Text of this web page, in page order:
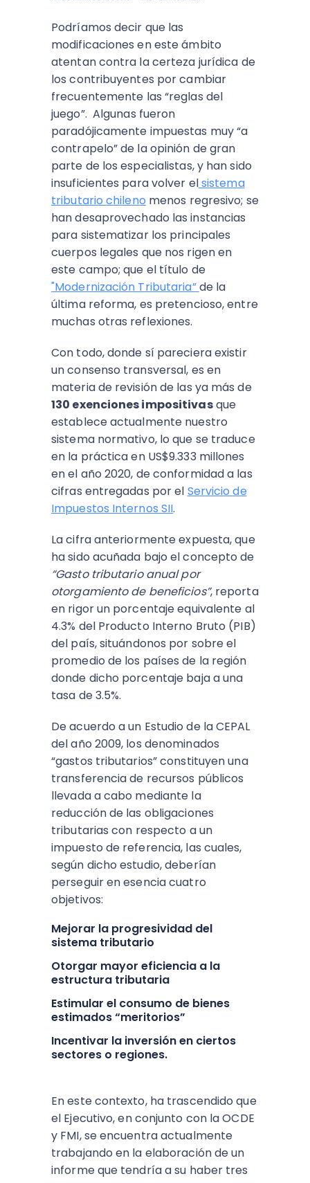
Podríamos decir que las
modificaciones en este ámbito
atentan contra la certeza jurídica de
los contribuyentes por cambiar
frecuentemente las “reglas del
juego”. Algunas fueron
paradójicamente impuestas muy “a
contrapelo” de la opinión de gran
parte de los especialistas, y han sido
insuficientes para volver elsistema
tributario chileno menos regresivo; se
han desaprovechado las instancias
para sistematizar los principales
cuerpos legales que nos rigen en
este campo; que el título de
"Modernización Tributaria”de la
última reforma, es pretencioso, entre
muchas otras reflexiones.
Con todo, donde sí pareciera existir
un consenso transversal, es en
materia de revisión de las ya más de
130 exenciones impositivasque
establece actualmente nuestro
sistema normativo, lo que se traduce
en la práctica en US$9.333 millones
en el año 2020, de conformidad a las
cifras entregadas por el Servicio de
Impuestos Internos SII.
La cifra anteriormente expuesta, que
ha sido acuñada bajo el concepto de
“Gasto tributario anual por
otorgamiento de beneficios”, reporta
en rigor un porcentaje equivalente al
4.3% del Producto Interno Bruto (PIB)
del país, situándonos por sobre el
promedio de los países de la región
donde dicho porcentaje baja a una
tasa de 3.5%.
De acuerdo a un Estudio de la CEPAL
del año 2009, los denominados
“gastos tributarios” constituyen una
transferencia de recursos públicos
llevada a cabo mediante la
reducción de las obligaciones
tributarias con respecto a un
impuesto de referencia, las cuales,
según dicho estudio, deberían
perseguir en esencia cuatro
objetivos:
Mejorar la progresividad del
sistema tributario
Otorgar mayor eficiencia a la
estructura tributaria
Estimular el consumo de bienes
estimados “meritorios”
Incentivar la inversión en ciertos
sectores o regiones.
En este contexto, ha trascendido que
el Ejecutivo, en conjunto con la OCDE
y FMI, se encuentra actualmente
trabajando en la elaboración de un
informe que tendría a su haber tres